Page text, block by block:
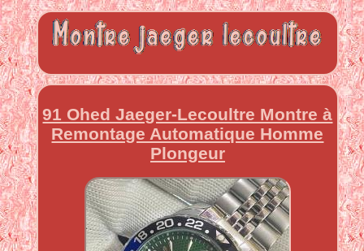
91 Ohed Jaeger-Lecoultre Montre à
Remontage Automatique Homme
Plongeur